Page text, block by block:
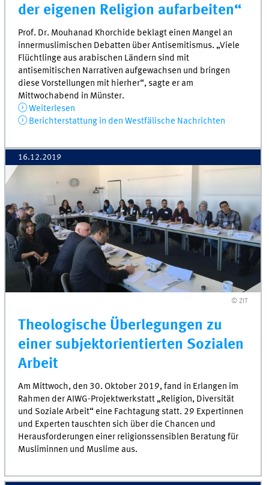
der eigenen Religion aufarbeiten“
Prof. Dr. Mouhanad Khorchide beklagt einen Mangel an
innermuslimischen Debatten über Antisemitismus. „Viele
Flüchtlinge aus arabischen Ländern sind mit
antisemitischen Narrativen aufgewachsen und bringen
diese Vorstellungen mit hierher“, sagte er am
Mittwochabend in Münster.
Weiterlesen
Berichterstattung in den Westfälische Nachrichten
16.12.2019
© ZIT
Theologische Überlegungen zu
einer subjektorientierten Sozialen
Arbeit
Am Mittwoch, den 30. Oktober 2019, fand in Erlangen im
Rahmen der AIWG-Projektwerkstatt „Religion, Diversität
und Soziale Arbeit“ eine Fachtagung statt. 29 Expertinnen
und Experten tauschten sich über die Chancen und
Herausforderungen einer religionssensiblen Beratung für
Musliminnen und Muslime aus.